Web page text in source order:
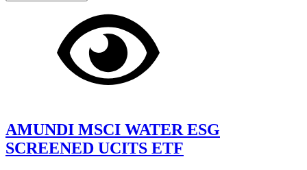
AMUNDI MSCI WATER ESG
SCREENED UCITS ETF